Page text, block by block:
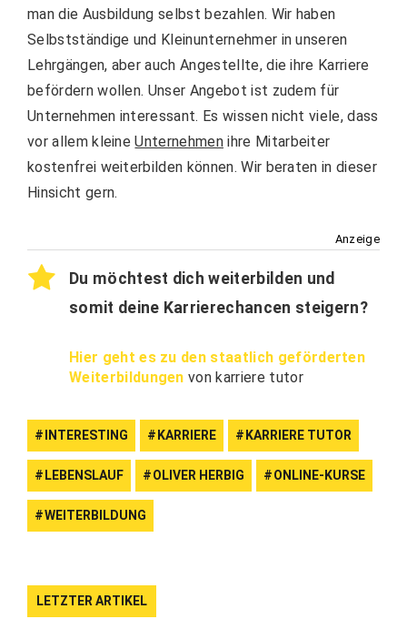
man die Ausbildung selbst bezahlen. Wir haben
Selbstständige und Kleinunternehmer in unseren
Lehrgängen, aber auch Angestellte, die ihre Karriere
befördern wollen. Unser Angebot ist zudem für
Unternehmen interessant. Es wissen nicht viele, dass
vor allem kleineUnternehmenihre Mitarbeiter
kostenfrei weiterbilden können. Wir beraten in dieser
Hinsicht gern.
Anzeige
Du möchtest dich weiterbilden und
somit deine Karrierechancen steigern?
Hier geht es zu den staatlich geförderten
Weiterbildungen von karriere tutor
INTERESTING KARRIERE KARRIERE TUTOR
LEBENSLAUF OLIVER HERBIG ONLINE-KURSE
WEITERBILDUNG
LETZTER ARTIKEL